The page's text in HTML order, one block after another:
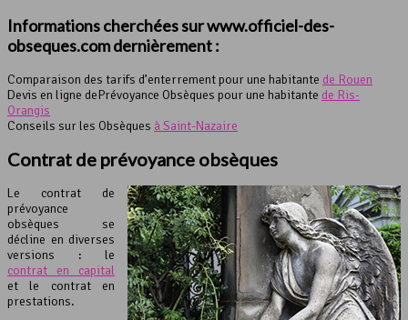
Informations cherchées sur www.officiel-des-
obseques.com dernièrement :
Comparaison des tarifs d’enterrement pour une habitante de Rouen
Devis en ligne dePrévoyance Obsèques pour une habitante de Ris-
Orangis
Conseils sur les Obsèques à Saint-Nazaire
Contrat de prévoyance obsèques
Le contrat de
prévoyance
obsèques se
décline en diverses
versions : le
contrat en capital
et le contrat en
prestations.